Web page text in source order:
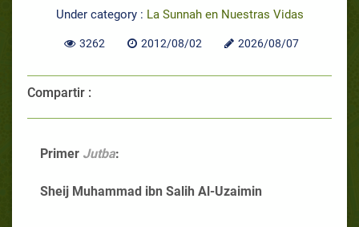
Under category : La Sunnah en Nuestras Vidas
3262 2012/08/02 2026/08/07
Compartir :
Primer Jutba:
Sheij Muhammad ibn Salih Al-Uzaimin